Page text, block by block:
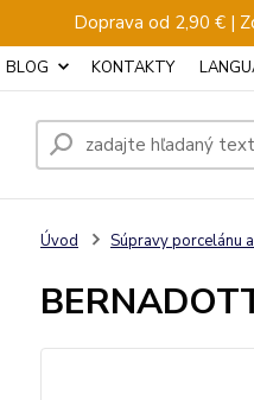
Doprava od 2,90 € |
BLOG KONTAKTY
Úvod Súpravy porcelánu